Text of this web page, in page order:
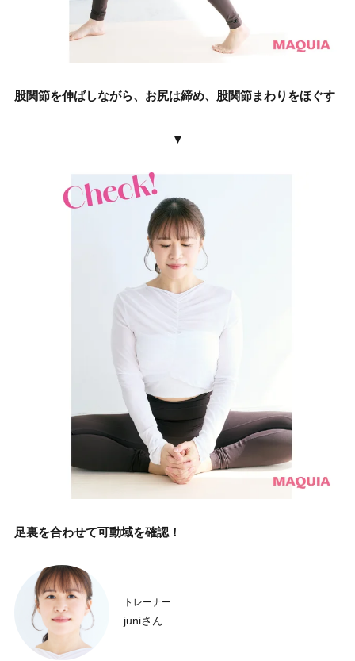
股関節を伸ばしながら、お尻は締め、股関節まわりをほぐす
▼
足裏を合わせて可動域を確認！
トレーナー
juniさん